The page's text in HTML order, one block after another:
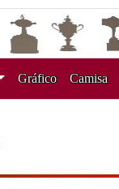
Gráfico Camisa